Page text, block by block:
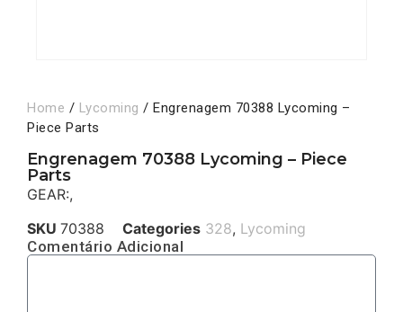
Home / Lycoming / Engrenagem 70388 Lycoming –
Piece Parts
Engrenagem 70388 Lycoming – Piece
Parts
GEAR:,
SKU 70388 Categories 328, Lycoming
Comentário Adicional